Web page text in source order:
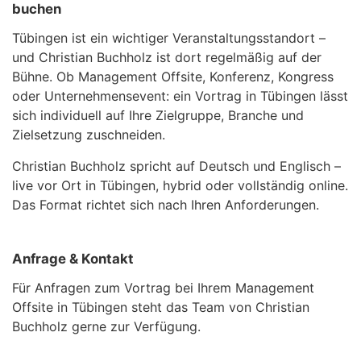
buchen
Tübingen ist ein wichtiger Veranstaltungsstandort –
und Christian Buchholz ist dort regelmäßig auf der
Bühne. Ob Management Offsite, Konferenz, Kongress
oder Unternehmensevent: ein Vortrag in Tübingen lässt
sich individuell auf Ihre Zielgruppe, Branche und
Zielsetzung zuschneiden.
Christian Buchholz spricht auf Deutsch und Englisch –
live vor Ort in Tübingen, hybrid oder vollständig online.
Das Format richtet sich nach Ihren Anforderungen.
Anfrage & Kontakt
Für Anfragen zum Vortrag bei Ihrem Management
Offsite in Tübingen steht das Team von Christian
Buchholz gerne zur Verfügung.